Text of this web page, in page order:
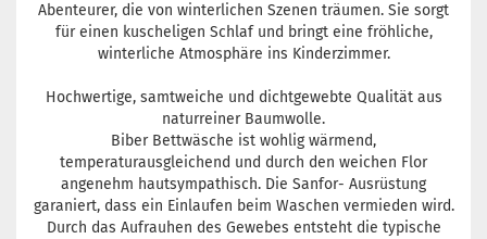
Abenteurer, die von winterlichen Szenen träumen. Sie sorgt
für einen kuscheligen Schlaf und bringt eine fröhliche,
winterliche Atmosphäre ins Kinderzimmer.
Hochwertige, samtweiche und dichtgewebte Qualität aus
naturreiner Baumwolle.
Biber Bettwäsche ist wohlig wärmend,
temperaturausgleichend und durch den weichen Flor
angenehm hautsympathisch. Die Sanfor- Ausrüstung
garaniert, dass ein Einlaufen beim Waschen vermieden wird.
Durch das Aufrauhen des Gewebes entsteht die typische